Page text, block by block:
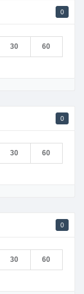
0
30 60
0
30 60
0
30 60